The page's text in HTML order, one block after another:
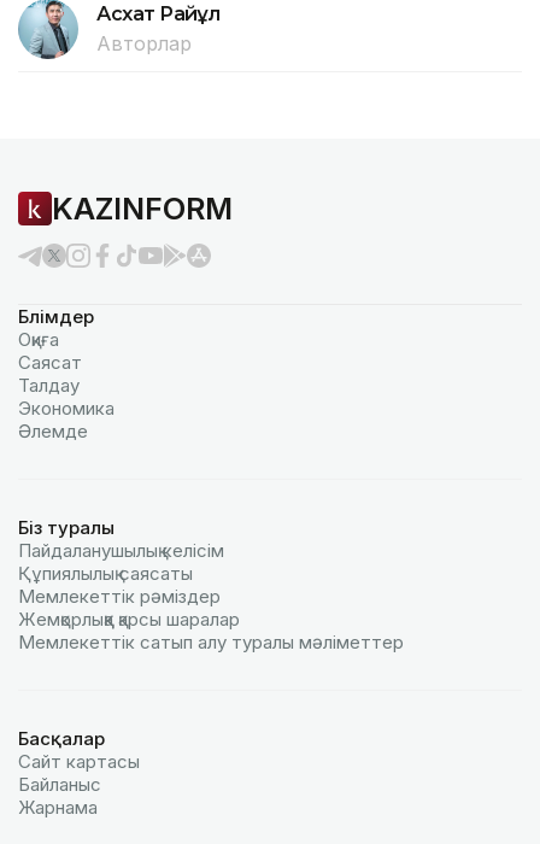
Асхат Райқұл
Авторлар
KAZINFORM
Бөлімдер
Оқиға
Саясат
Талдау
Экономика
Әлемде
Біз туралы
Пайдаланушылық келiciм
Құпиялылық саясаты
Мемлекеттік рәміздер
Жемқорлыққа қарсы шаралар
Мемлекеттік сатып алу туралы мәлiметтер
Басқалар
Сайт картасы
Байланыс
Жарнама